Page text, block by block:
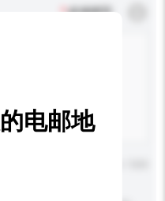
*必须填写
电邮地